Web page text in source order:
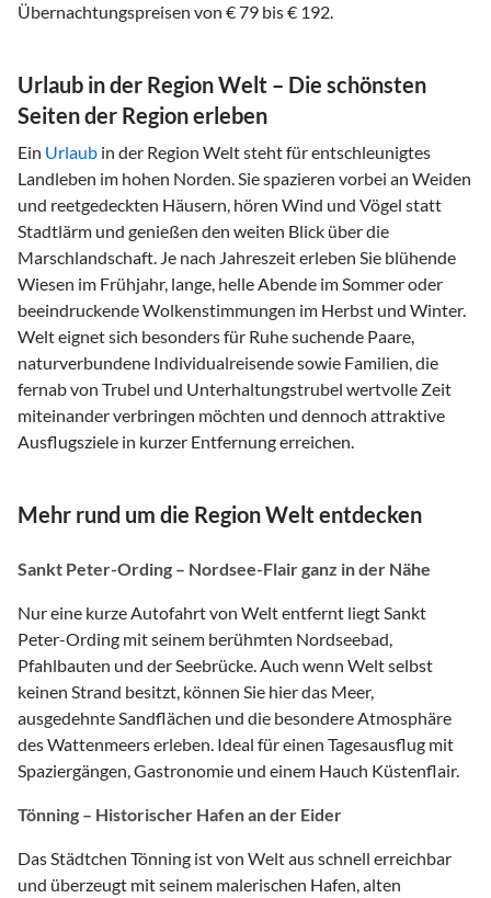
Übernachtungspreisen von € 79 bis € 192.
Urlaub in der Region Welt – Die schönsten
Seiten der Region erleben
Ein Urlaub in der Region Welt steht für entschleunigtes
Landleben im hohen Norden. Sie spazieren vorbei an Weiden
und reetgedeckten Häusern, hören Wind und Vögel statt
Stadtlärm und genießen den weiten Blick über die
Marschlandschaft. Je nach Jahreszeit erleben Sie blühende
Wiesen im Frühjahr, lange, helle Abende im Sommer oder
beeindruckende Wolkenstimmungen im Herbst und Winter.
Welt eignet sich besonders für Ruhe suchende Paare,
naturverbundene Individualreisende sowie Familien, die
fernab von Trubel und Unterhaltungstrubel wertvolle Zeit
miteinander verbringen möchten und dennoch attraktive
Ausflugsziele in kurzer Entfernung erreichen.
Mehr rund um die Region Welt entdecken
Sankt Peter-Ording – Nordsee-Flair ganz in der Nähe
Nur eine kurze Autofahrt von Welt entfernt liegt Sankt
Peter-Ording mit seinem berühmten Nordseebad,
Pfahlbauten und der Seebrücke. Auch wenn Welt selbst
keinen Strand besitzt, können Sie hier das Meer,
ausgedehnte Sandflächen und die besondere Atmosphäre
des Wattenmeers erleben. Ideal für einen Tagesausflug mit
Spaziergängen, Gastronomie und einem Hauch Küstenflair.
Tönning – Historischer Hafen an der Eider
Das Städtchen Tönning ist von Welt aus schnell erreichbar
und überzeugt mit seinem malerischen Hafen, alten